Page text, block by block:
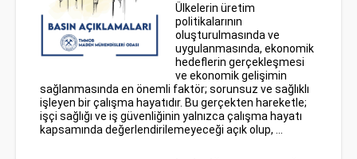
Ülkelerin üretim
politikalarının
oluşturulmasında ve
uygulanmasında, ekonomik
hedeflerin gerçekleşmesi
ve ekonomik gelişimin
sağlanmasında en önemli faktör; sorunsuz ve sağlıklı
işleyen bir çalışma hayatıdır. Bu gerçekten hareketle;
işçi sağlığı ve iş güvenliğinin yalnızca çalışma hayatı
kapsamında değerlendirilemeyeceği açık olup, ...